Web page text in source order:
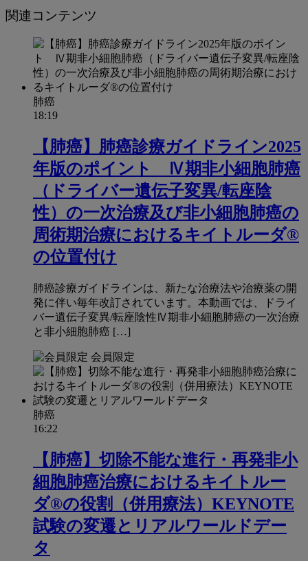
関連コンテンツ
肺癌
18:19
【肺癌】肺癌診療ガイドライン2025
年版のポイント Ⅳ期非小細胞肺癌
（ドライバー遺伝子変異/転座陰
性）の一次治療及び非小細胞肺癌の
周術期治療におけるキイトルーダ®
の位置付け
肺癌診療ガイドラインは、新たな治療法や治療薬の開
発に伴い毎年改訂されています。本動画では、ドライ
バー遺伝子変異/転座陰性Ⅳ期非小細胞肺癌の一次治療
と非小細胞肺癌 […]
会員限定
肺癌
16:22
【肺癌】切除不能な進行・再発非小
細胞肺癌治療におけるキイトルー
ダ®の役割（併用療法）KEYNOTE
試験の変遷とリアルワールドデー
タ